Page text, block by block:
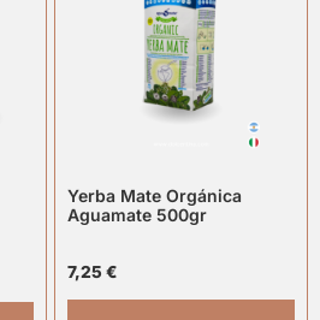
Yerba Mate Orgánica
Aguamate 500gr
7,25 €